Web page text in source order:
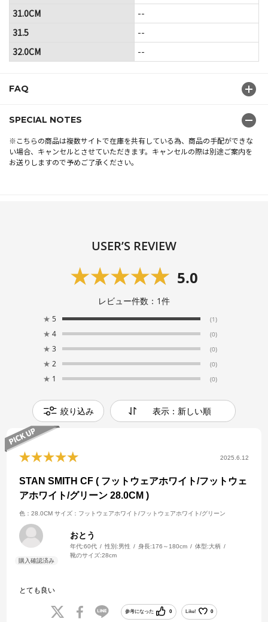
FAQ
SPECIAL NOTES
※こちらの商品は複数サイトで在庫を共有している為、商品の手配ができな
い場合、キャンセルとさせていただきます。キャンセルの際は別途ご案内を
お送りしますので予めご了承ください。
31.0CM
--
31.5
--
32.0CM
--
USER’S REVIEW
5.0
レビュー件数： 1件
★ 5 (1)
★ 4 (0)
★ 3 (0)
★ 2 (0)
★ 1 (0)
絞り込み 表示：新しい順
2025.6.12
STAN SMITH CF ( フットウェアホワイト/フットウェ
アホワイト/グリーン 28.0CM )
色：28.0CM サイズ：フットウェアホワイト/フットウェアホワイト/グリーン
おとう
年代:60代 性別:男性 身長:176～180cm 体型:大柄
靴のサイズ:28cm
とても良い
参考になった 0 Like! 0